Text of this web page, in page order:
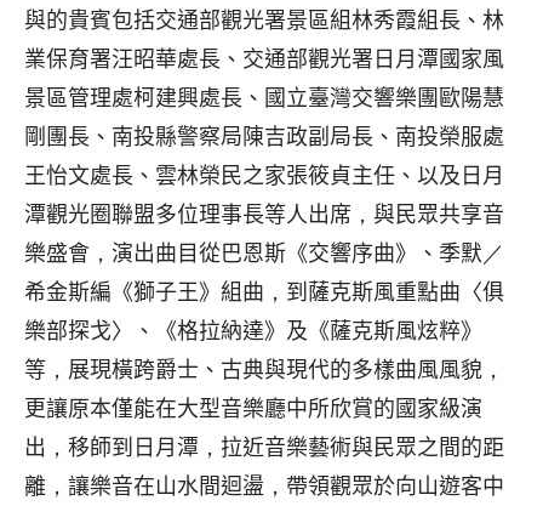
與的貴賓包括交通部觀光署景區組林秀霞組長、林
業保育署汪昭華處長、交通部觀光署日月潭國家風
景區管理處柯建興處長、國立臺灣交響樂團歐陽慧
剛團長、南投縣警察局陳吉政副局長、南投榮服處
王怡文處長、雲林榮民之家張筱貞主任、以及日月
潭觀光圈聯盟多位理事長等人出席，與民眾共享音
樂盛會，演出曲目從巴恩斯《交響序曲》、季默／
希金斯編《獅子王》組曲，到薩克斯風重點曲〈俱
樂部探戈〉、《格拉納達》及《薩克斯風炫粹》
等，展現橫跨爵士、古典與現代的多樣曲風風貌，
更讓原本僅能在大型音樂廳中所欣賞的國家級演
出，移師到日月潭，拉近音樂藝術與民眾之間的距
離，讓樂音在山水間迴盪，帶領觀眾於向山遊客中